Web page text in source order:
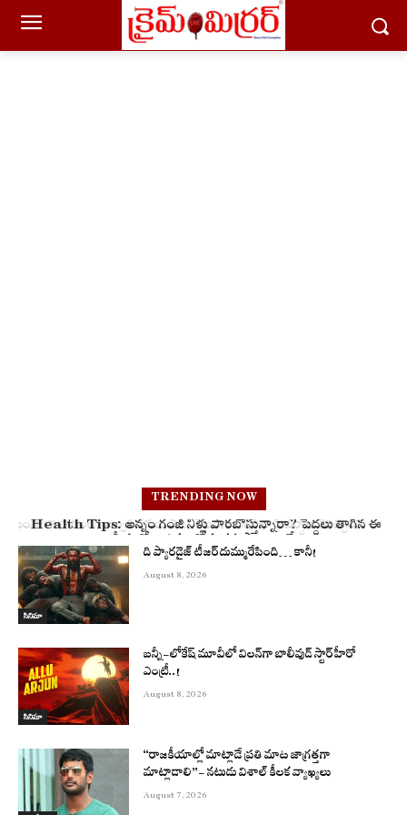
TRENDING NOW
Health Tips: అన్నం గంజి నీళ్లు పారబోస్తున్నారా? పెద్దలు తాగిన ఈ
నీళ్లు లో దాగిన ఆరోగ్య రహస్యాలు ఇవే!
సినిమా
ది ప్యారడైజ్ టీజర్ దుమ్మురేపింది… కానీ!
August 8, 2026
సినిమా
బన్నీ-లోకేష్ మూవీలో విలన్‌గా బాలీవుడ్ స్టార్ హీరో
ఎంట్రీ..!
August 8, 2026
“రాజకీయాల్లో మాట్లాడే ప్రతి మాట జాగ్రత్తగా
మాట్లాడాలి”- నటుడు విశాల్ కీలక వ్యాఖ్యలు
August 7, 2026